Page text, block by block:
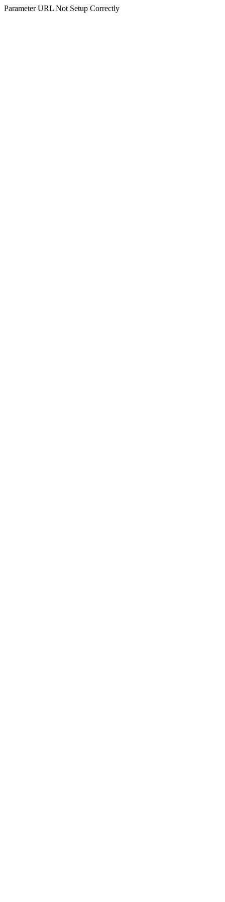
Parameter URL Not Setup Correctly